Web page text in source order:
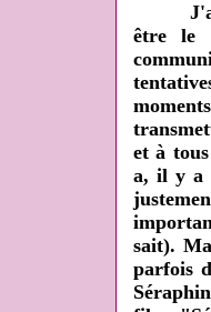
être le
et à
a, il y a
sait).
parfois